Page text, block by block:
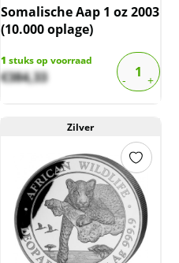
Somalische Aap 1 oz 2003
(10.000 oplage)
1 stuks op voorraad
€384,33
Zilver